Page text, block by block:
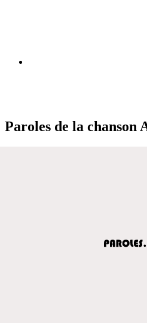
Paroles de la chanson